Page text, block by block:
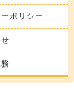
ポリシー